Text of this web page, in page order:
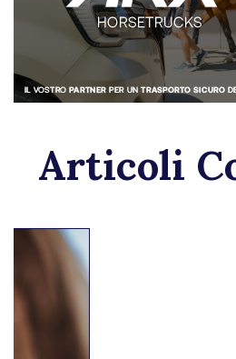
Articoli